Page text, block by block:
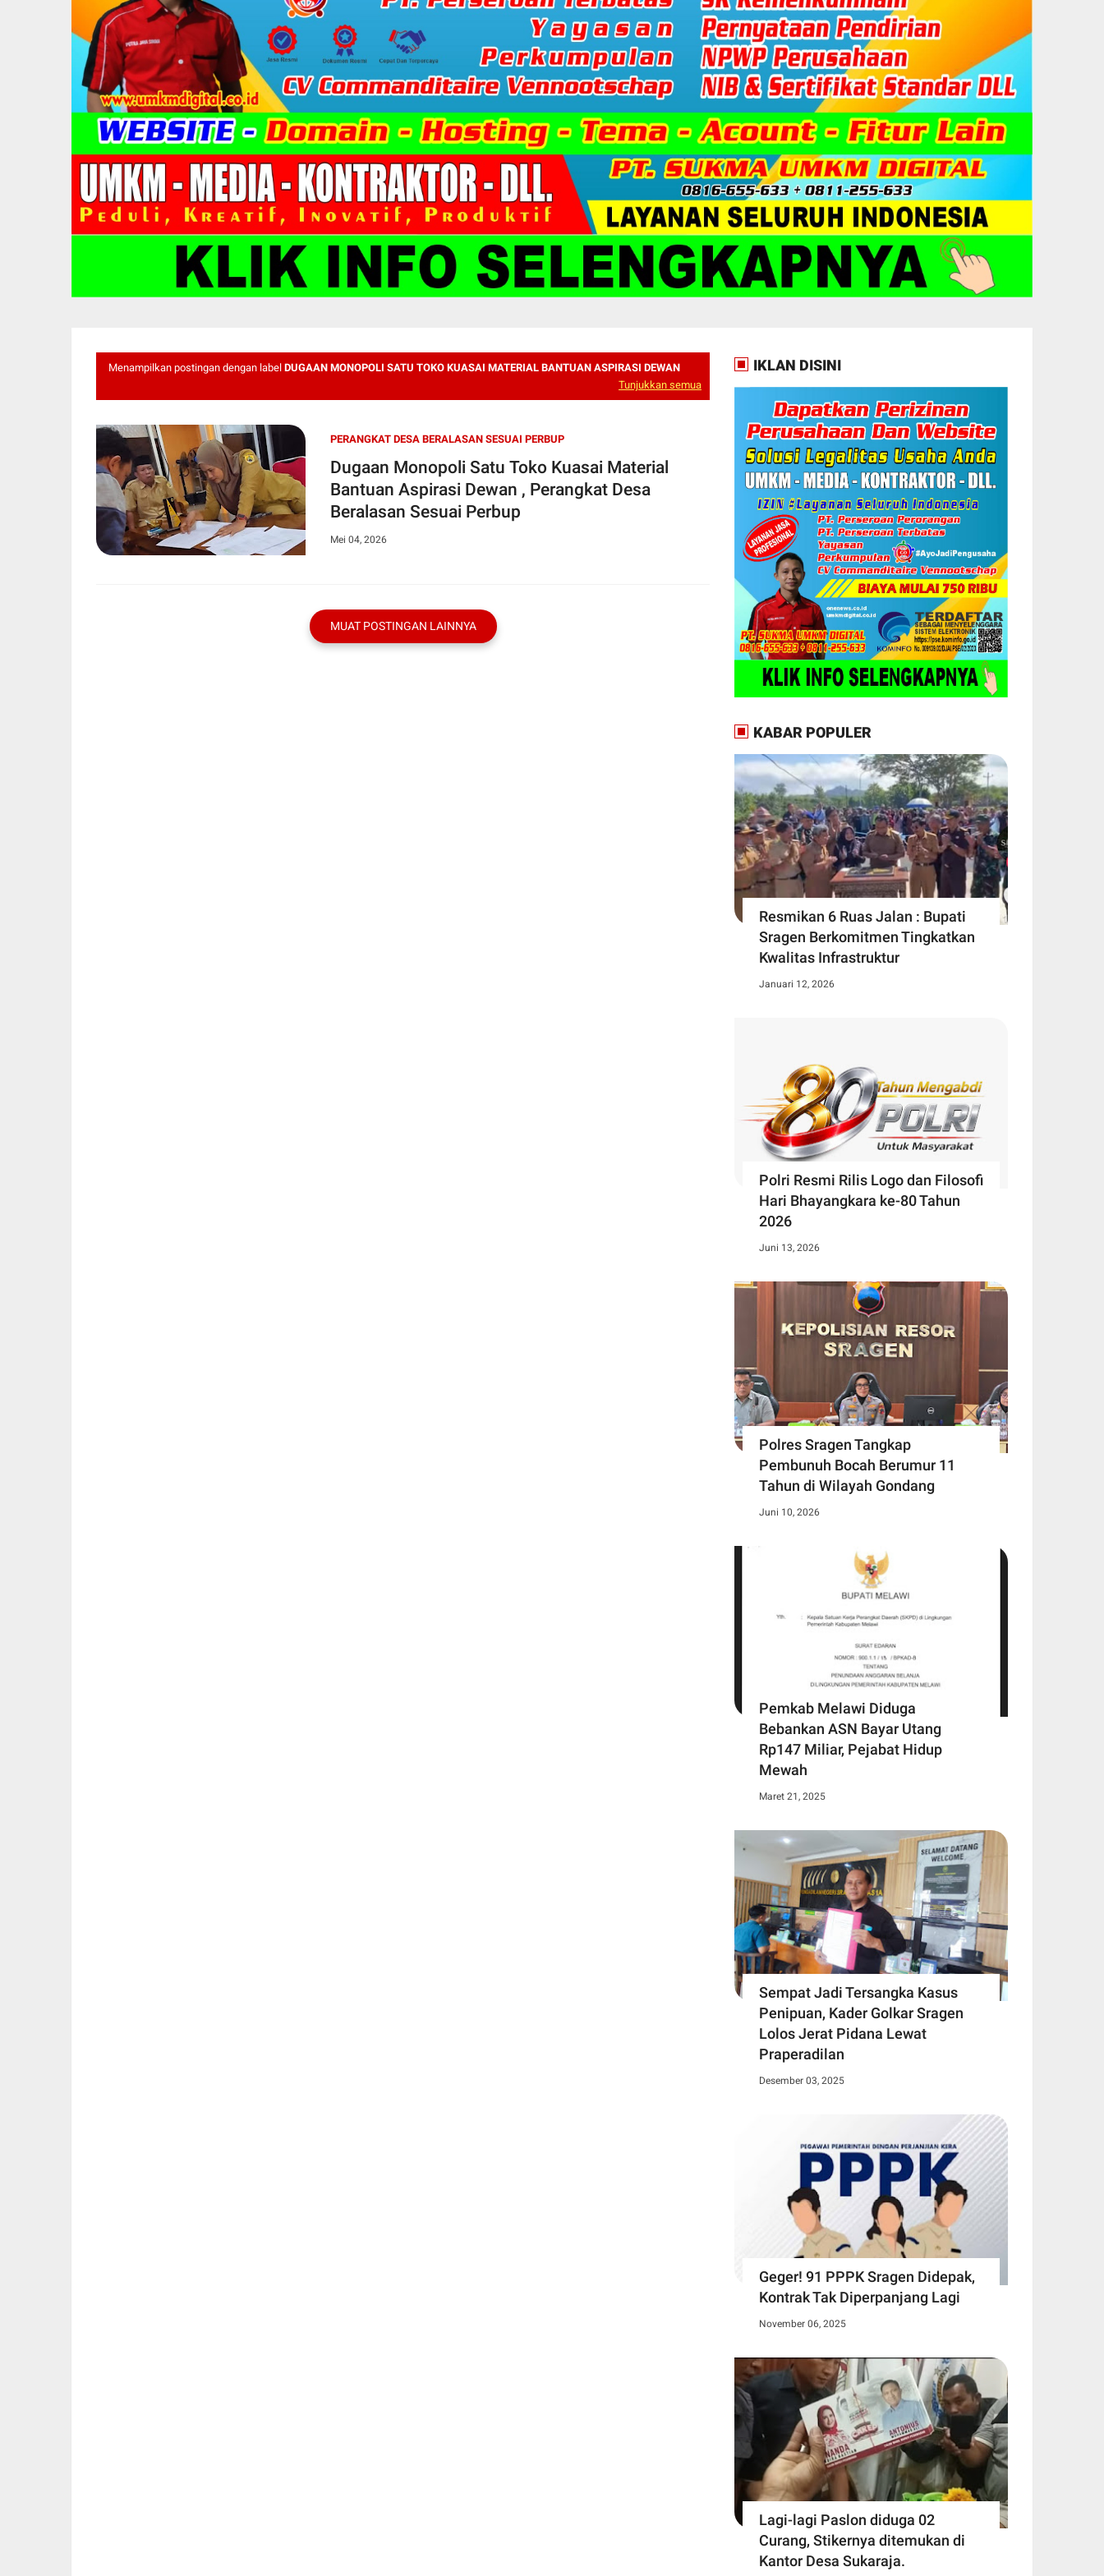
Menampilkan postingan dengan label DUGAAN MONOPOLI SATU TOKO KUASAI MATERIAL BANTUAN ASPIRASI DEWAN
Tunjukkan semua
PERANGKAT DESA BERALASAN SESUAI PERBUP
Dugaan Monopoli Satu Toko Kuasai Material
Bantuan Aspirasi Dewan , Perangkat Desa
Beralasan Sesuai Perbup
Mei 04, 2026
MUAT POSTINGAN LAINNYA
IKLAN DISINI
KABAR POPULER
Resmikan 6 Ruas Jalan : Bupati
Sragen Berkomitmen Tingkatkan
Kwalitas Infrastruktur
Januari 12, 2026
Polri Resmi Rilis Logo dan Filosofi
Hari Bhayangkara ke-80 Tahun
2026
Juni 13, 2026
Polres Sragen Tangkap
Pembunuh Bocah Berumur 11
Tahun di Wilayah Gondang
Juni 10, 2026
Pemkab Melawi Diduga
Bebankan ASN Bayar Utang
Rp147 Miliar, Pejabat Hidup
Mewah
Maret 21, 2025
Sempat Jadi Tersangka Kasus
Penipuan, Kader Golkar Sragen
Lolos Jerat Pidana Lewat
Praperadilan
Desember 03, 2025
Geger! 91 PPPK Sragen Didepak,
Kontrak Tak Diperpanjang Lagi
November 06, 2025
Lagi-lagi Paslon diduga 02
Curang, Stikernya ditemukan di
Kantor Desa Sukaraja.